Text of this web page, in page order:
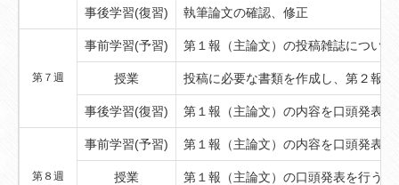
事後学習(復習) 執筆論文の確認、修正
第７週
事前学習(予習) 第１報（主論文）の投稿雑誌について
授業 投稿に必要な書類を作成し、第２報
事後学習(復習) 第１報（主論文）の内容を口頭発表
第８週
事前学習(予習) 第１報（主論文）の内容を口頭発表
授業 第１報（主論文）の口頭発表を行う